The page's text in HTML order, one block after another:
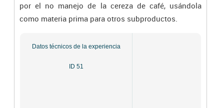
por el no manejo de la cereza de café, usándola
como materia prima para otros subproductos.
Datos técnicos de la experiencia
ID 51